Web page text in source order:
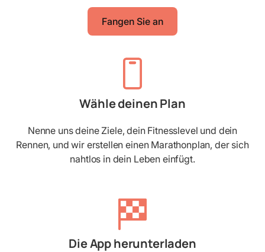
Fangen Sie an
Wähle deinen Plan
Nenne uns deine Ziele, dein Fitnesslevel und dein
Rennen, und wir erstellen einen Marathonplan, der sich
nahtlos in dein Leben einfügt.
Die App herunterladen